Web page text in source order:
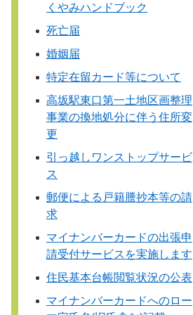
くやみハンドブック
死亡届
婚姻届
特定在留カード等について
高坂駅東口第一土地区画整理
事業の換地処分に伴う住所変
更
引っ越しワンストップサービ
ス
郵便による戸籍謄抄本等の請
求
マイナンバーカードの出張申
請受付サービスを実施します
住民基本台帳閲覧状況の公表
マイナンバーカードへのロー